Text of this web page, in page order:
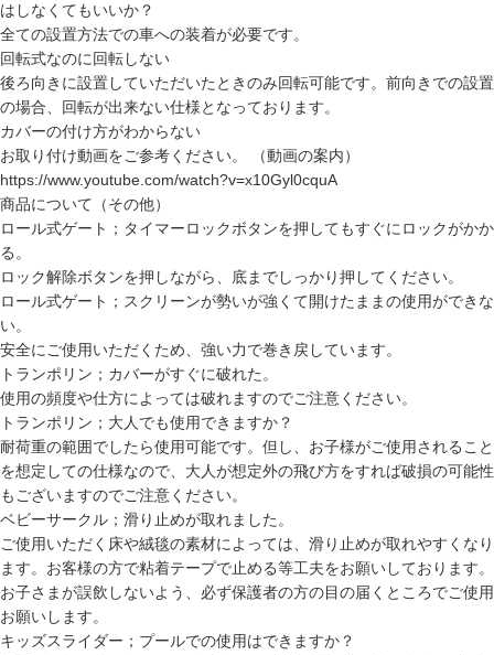
はしなくてもいいか？
全ての設置方法での車への装着が必要です。
回転式なのに回転しない
後ろ向きに設置していただいたときのみ回転可能です。前向きでの設置
の場合、回転が出来ない仕様となっております。
カバーの付け方がわからない
お取り付け動画をご参考ください。 （動画の案内）
https://www.youtube.com/watch?v=x10Gyl0cquA
商品について（その他）
ロール式ゲート；タイマーロックボタンを押してもすぐにロックがかか
る。
ロック解除ボタンを押しながら、底までしっかり押してください。
ロール式ゲート；スクリーンが勢いが強くて開けたままの使用ができな
い。
安全にご使用いただくため、強い力で巻き戻しています。
トランポリン；カバーがすぐに破れた。
使用の頻度や仕方によっては破れますのでご注意ください。
トランポリン；大人でも使用できますか？
耐荷重の範囲でしたら使用可能です。但し、お子様がご使用されること
を想定しての仕様なので、大人が想定外の飛び方をすれば破損の可能性
もございますのでご注意ください。
ベビーサークル；滑り止めが取れました。
ご使用いただく床や絨毯の素材によっては、滑り止めが取れやすくなり
ます。お客様の方で粘着テープで止める等工夫をお願いしております。
お子さまが誤飲しないよう、必ず保護者の方の目の届くところでご使用
お願いします。
キッズスライダー；プールでの使用はできますか？